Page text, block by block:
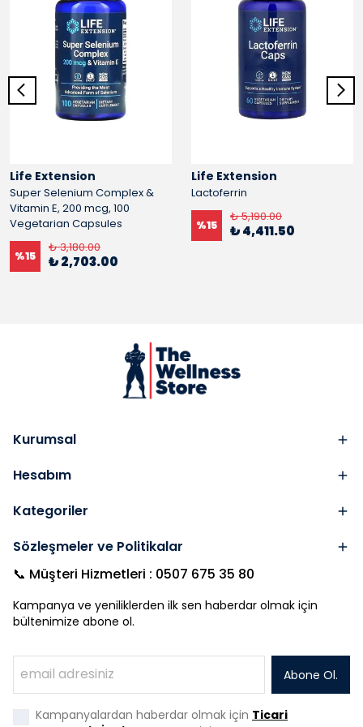
Life Extension
Super Selenium Complex &
Vitamin E, 200 mcg, 100
Vegetarian Capsules
%15
₺ 3,180.00
₺ 2,703.00
Life Extension
Lactoferrin
%15
₺ 5,190.00
₺ 4,411.50
Kurumsal
Hesabım
Kategoriler
Sözleşmeler ve Politikalar
📞 Müşteri Hizmetleri : 0507 675 35 80
Kampanya ve yeniliklerden ilk sen haberdar olmak için
bültenimize abone ol.
Abone Ol.
Kampanyalardan haberdar olmak için Ticari